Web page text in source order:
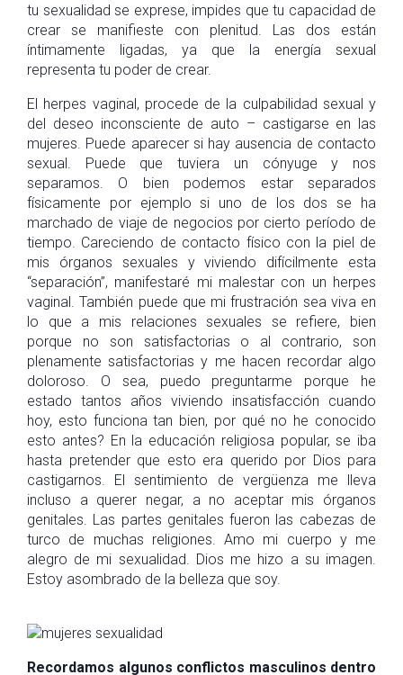
tu sexualidad se exprese, impides que tu capacidad de
crear se manifieste con plenitud. Las dos están
íntimamente ligadas, ya que la energía sexual
representa tu poder de crear.
El herpes vaginal, procede de la culpabilidad sexual y
del deseo inconsciente de auto – castigarse en las
mujeres. Puede aparecer si hay ausencia de contacto
sexual. Puede que tuviera un cónyuge y nos
separamos. O bien podemos estar separados
físicamente por ejemplo si uno de los dos se ha
marchado de viaje de negocios por cierto período de
tiempo. Careciendo de contacto físico con la piel de
mis órganos sexuales y viviendo difícilmente esta
“separación”, manifestaré mi malestar con un herpes
vaginal. También puede que mi frustración sea viva en
lo que a mis relaciones sexuales se refiere, bien
porque no son satisfactorias o al contrario, son
plenamente satisfactorias y me hacen recordar algo
doloroso. O sea, puedo preguntarme porque he
estado tantos años viviendo insatisfacción cuando
hoy, esto funciona tan bien, por qué no he conocido
esto antes? En la educación religiosa popular, se iba
hasta pretender que esto era querido por Dios para
castigarnos. El sentimiento de vergüenza me lleva
incluso a querer negar, a no aceptar mis órganos
genitales. Las partes genitales fueron las cabezas de
turco de muchas religiones. Amo mi cuerpo y me
alegro de mi sexualidad. Dios me hizo a su imagen.
Estoy asombrado de la belleza que soy.
Recordamos algunos conflictos masculinos dentro